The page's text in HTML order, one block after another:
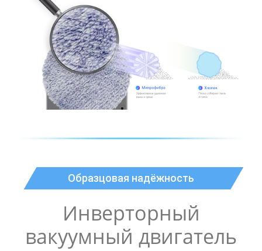
Образцовая надёжность
Инверторный
вакуумный двигатель